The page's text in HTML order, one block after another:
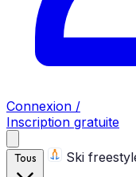
Connexion /
Inscription gratuite
Tous Ski